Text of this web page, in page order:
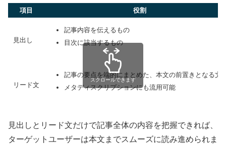
項目 役割
見出し
記事内容を伝えるもの
目次に該当するもの
リード文
記事の要点を端的にまとめた、本文の前置きとなる文
メタディスクリプションにも流用可能
スクロールできます
見出しとリード文だけで記事全体の内容を把握できれば、
ターゲットユーザーは本文までスムーズに読み進められま